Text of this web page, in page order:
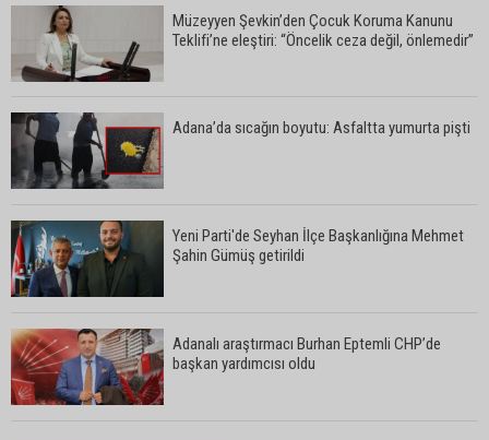
Müzeyyen Şevkin’den Çocuk Koruma Kanunu
Teklifi’ne eleştiri: “Öncelik ceza değil, önlemedir”
Adana’da sıcağın boyutu: Asfaltta yumurta pişti
Yeni Parti'de Seyhan İlçe Başkanlığına Mehmet
Şahin Gümüş getirildi
Adanalı araştırmacı Burhan Eptemli CHP’de
başkan yardımcısı oldu